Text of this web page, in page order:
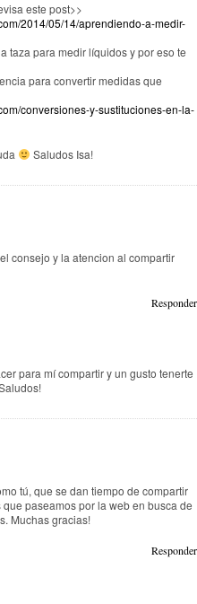
este post>>
2014/05/14/aprendiendo-a-medir-
taza para medir líquidos y por eso te
para convertir medidas que
conversiones-y-sustituciones-en-la-
Saludos Isa!
consejo y la atencion al compartir
Responder
para mí compartir y un gusto tenerte
tú, que se dan tiempo de compartir
paseamos por la web en busca de
Muchas gracias!
Responder